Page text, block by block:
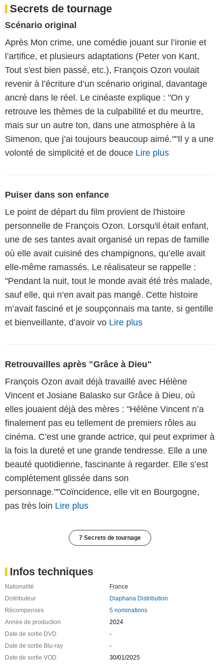
Secrets de tournage
Scénario original
Après Mon crime, une comédie jouant sur l’ironie et
l’artifice, et plusieurs adaptations (Peter von Kant,
Tout s'est bien passé, etc.), François Ozon voulait
revenir à l’écriture d’un scénario original, davantage
ancré dans le réel. Le cinéaste explique : "On y
retrouve les thèmes de la culpabilité et du meurtre,
mais sur un autre ton, dans une atmosphère à la
Simenon, que j’ai toujours beaucoup aimé.""Il y a une
volonté de simplicité et de douce Lire plus
Puiser dans son enfance
Le point de départ du film provient de l'histoire
personnelle de François Ozon. Lorsqu'il était enfant,
une de ses tantes avait organisé un repas de famille
où elle avait cuisiné des champignons, qu’elle avait
elle-même ramassés. Le réalisateur se rappelle :
"Pendant la nuit, tout le monde avait été très malade,
sauf elle, qui n’en avait pas mangé. Cette histoire
m’avait fasciné et je soupçonnais ma tante, si gentille
et bienveillante, d’avoir vo Lire plus
Retrouvailles après "Grâce à Dieu"
François Ozon avait déjà travaillé avec Hélène
Vincent et Josiane Balasko sur Grâce à Dieu, où
elles jouaient déjà des mères : "Hélène Vincent n’a
finalement pas eu tellement de premiers rôles au
cinéma. C’est une grande actrice, qui peut exprimer à
la fois la dureté et une grande tendresse. Elle a une
beauté quotidienne, fascinante à regarder. Elle s’est
complètement glissée dans son
personnage.""Coïncidence, elle vit en Bourgogne,
pas très loin Lire plus
7 Secrets de tournage
Infos techniques
Nationalité
France
Distributeur
Diaphana Distribution
Récompenses
5 nominations
Année de production
2024
Date de sortie DVD
-
Date de sortie Blu-ray
-
Date de sortie VOD
30/01/2025